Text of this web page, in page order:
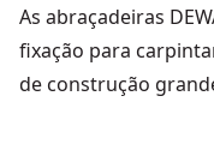
As abraçadeiras
fixação para
de construção